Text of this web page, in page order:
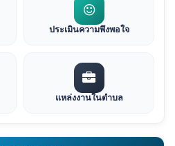
ประเมินความพึงพอใจ
แหล่งงานในตำบล